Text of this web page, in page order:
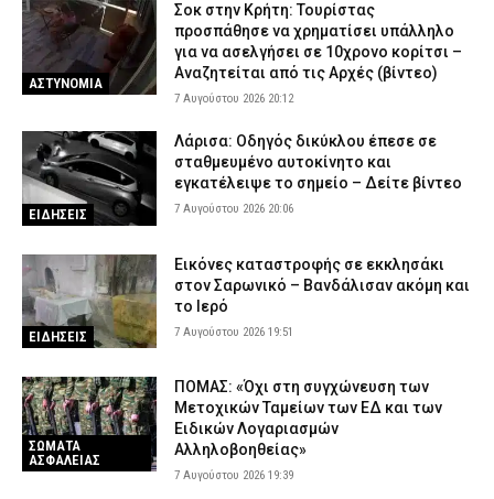
ΑΣΤΥΝΟΜΙΑ
Σοκ στην Κρήτη: Τουρίστας
προσπάθησε να χρηματίσει υπάλληλο
για να ασελγήσει σε 10χρονο κορίτσι –
Αναζητείται από τις Αρχές (βίντεο)
7 Αυγούστου 2026 20:12
ΕΙΔΗΣΕΙΣ
Λάρισα: Οδηγός δικύκλου έπεσε σε
σταθμευμένο αυτοκίνητο και
εγκατέλειψε το σημείο – Δείτε βίντεο
7 Αυγούστου 2026 20:06
ΕΙΔΗΣΕΙΣ
Εικόνες καταστροφής σε εκκλησάκι
στον Σαρωνικό – Βανδάλισαν ακόμη και
το Ιερό
7 Αυγούστου 2026 19:51
ΣΩΜΑΤΑ
ΑΣΦΑΛΕΙΑΣ
ΠΟΜΑΣ: «Όχι στη συγχώνευση των
Μετοχικών Ταμείων των ΕΔ και των
Ειδικών Λογαριασμών
Αλληλοβοηθείας»
7 Αυγούστου 2026 19:39